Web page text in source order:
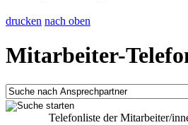
drucken nach oben
Mitarbeiter-
Telefonliste der Mitarbeiter/